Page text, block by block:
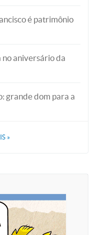
é patrimônio
no aniversário da
grande dom para a
»